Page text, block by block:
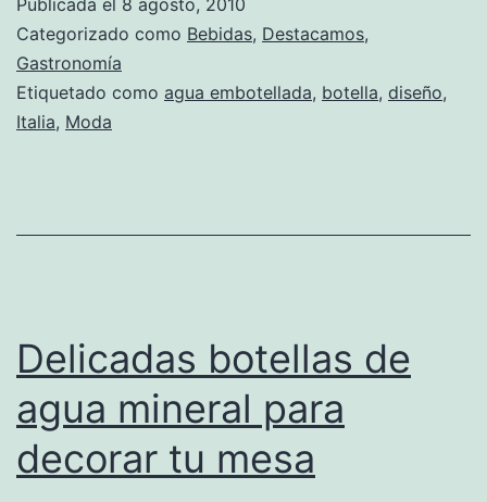
deleita
una
Categorizado como Bebidas, Destacamos,
Gastronomía
Etiquetado como agua embotellada, botella, diseño,
Italia, Moda
Delicadas botellas de
agua mineral para
decorar tu mesa